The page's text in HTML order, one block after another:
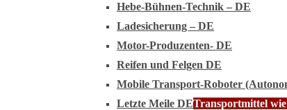
Hebe-Bühnen-Technik – DE
Ladesicherung – DE
Motor-Produzenten- DE
Reifen und Felgen DE
Mobile Transport-Roboter
Letzte Meile DETransportmittel